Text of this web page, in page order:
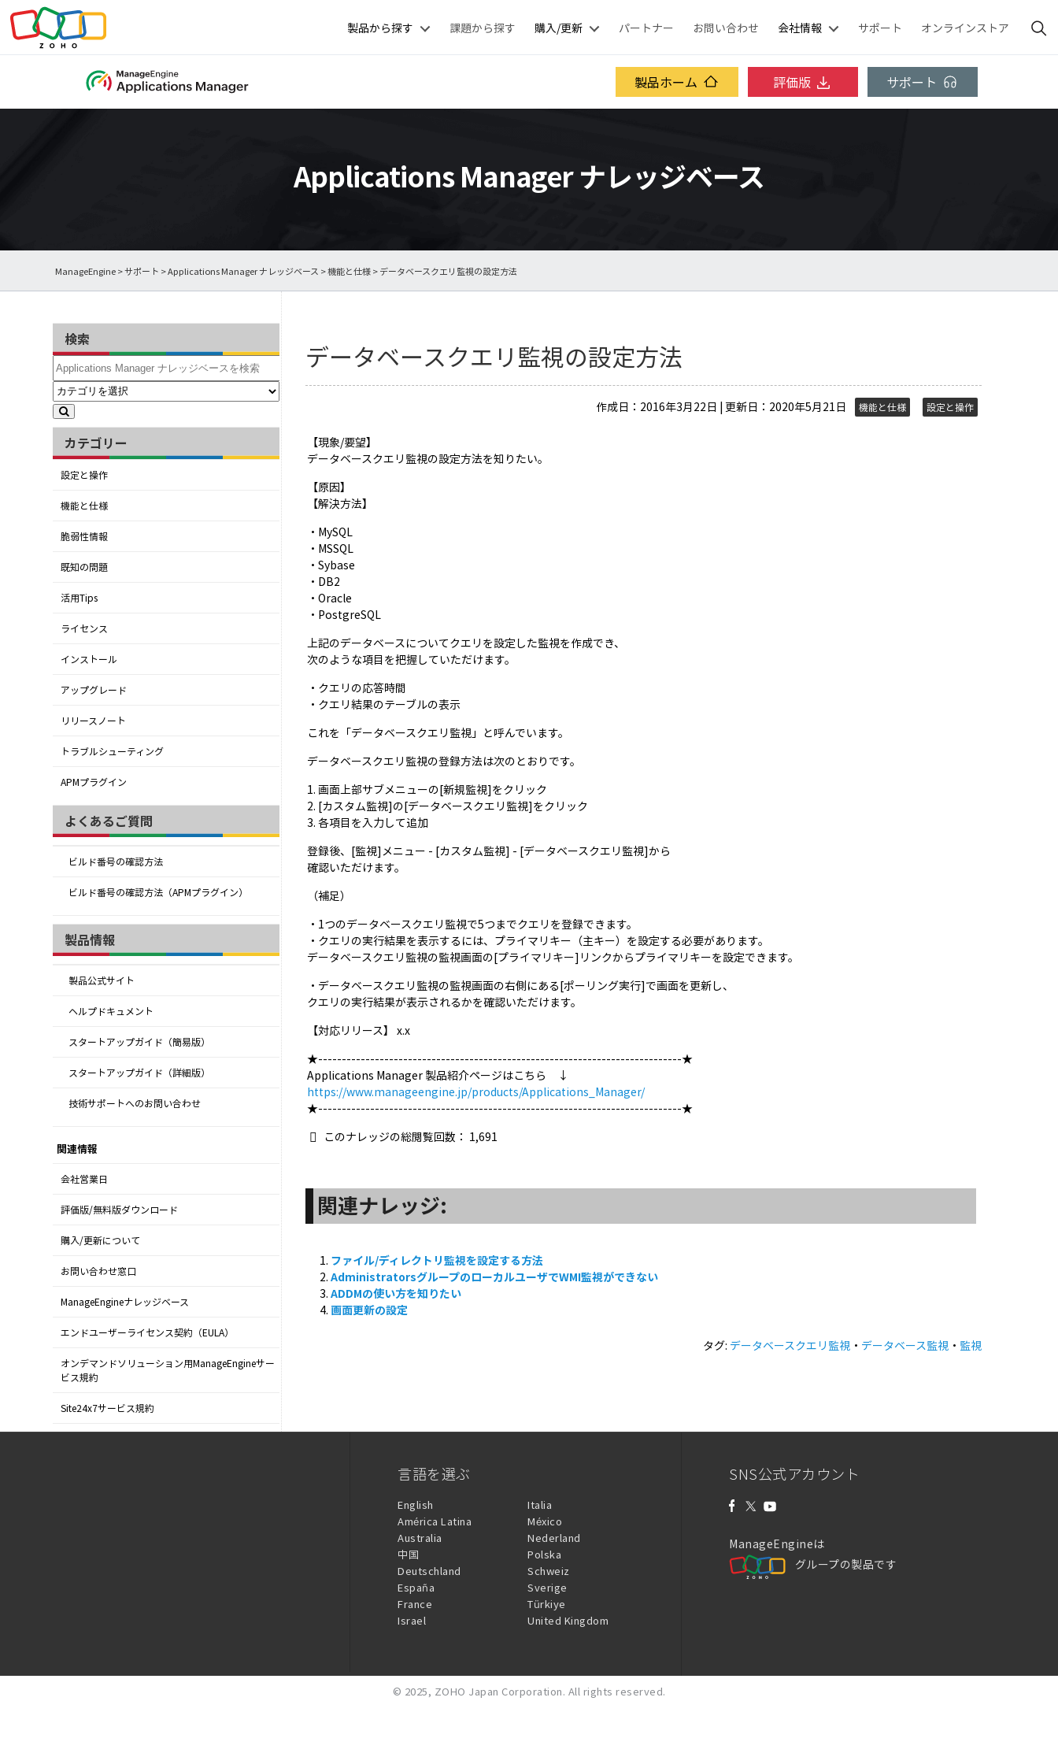
製品から探す 課題から探す 購入/更新 パートナー お問い合わせ 会社情報 サポート オンラインストア
製品ホーム 評価版 サポート
Applications Manager ナレッジベース
ManageEngine>サポート >Applications Manager ナレッジベース >機能と仕様> データベースクエリ監視の設定方法
検索
カテゴリー
設定と操作
機能と仕様
脆弱性情報
既知の問題
活用Tips
ライセンス
インストール
アップグレード
リリースノート
トラブルシューティング
APMプラグイン
よくあるご質問
ビルド番号の確認方法
ビルド番号の確認方法（APMプラグイン）
製品情報
製品公式サイト
ヘルプドキュメント
スタートアップガイド（簡易版）
スタートアップガイド（詳細版）
技術サポートへのお問い合わせ
関連情報
会社営業日
評価版/無料版ダウンロード
購入/更新について
お問い合わせ窓口
ManageEngineナレッジベース
エンドユーザーライセンス契約（EULA）
オンデマンドソリューション用ManageEngineサー
ビス規約
Site24x7サービス規約
データベースクエリ監視の設定方法
作成日：2016年3月22日 | 更新日：2020年5月21日 機能と仕様 設定と操作
【現象/要望】
データベースクエリ監視の設定方法を知りたい。
【原因】
【解決方法】
・MySQL
・MSSQL
・Sybase
・DB2
・Oracle
・PostgreSQL
上記のデータベースについてクエリを設定した監視を作成でき、
次のような項目を把握していただけます。
・クエリの応答時間
・クエリ結果のテーブルの表示
これを「データベースクエリ監視」と呼んでいます。
データベースクエリ監視の登録方法は次のとおりです。
1. 画面上部サブメニューの[新規監視]をクリック
2. [カスタム監視]の[データベースクエリ監視]をクリック
3. 各項目を入力して追加
登録後、[監視]メニュー - [カスタム監視] - [データベースクエリ監視]から
確認いただけます。
（補足）
・1つのデータベースクエリ監視で5つまでクエリを登録できます。
・クエリの実行結果を表示するには、プライマリキー（主キー）を設定する必要があります。
データベースクエリ監視の監視画面の[プライマリキー]リンクからプライマリキーを設定できます。
・データベースクエリ監視の監視画面の右側にある[ポーリング実行]で画面を更新し、
クエリの実行結果が表示されるかを確認いただけます。
【対応リリース】 x.x
★-----------------------------------------------------------------------------★
Applications Manager 製品紹介ページはこちら ↓
https://www.manageengine.jp/products/Applications_Manager/
★-----------------------------------------------------------------------------★
このナレッジの総閲覧回数： 1,691
関連ナレッジ:
ファイル/ディレクトリ監視を設定する方法
AdministratorsグループのローカルユーザでWMI監視ができない
ADDMの使い方を知りたい
画面更新の設定
タグ: データベースクエリ監視 ・ データベース監視 ・ 監視
言語を選ぶ
English
América Latina
Australia
中国
Deutschland
España
France
Israel
Italia
México
Nederland
Polska
Schweiz
Sverige
Türkiye
United Kingdom
SNS公式アカウント
ManageEngineは
グループの製品です
© 2025, ZOHO Japan Corporation. All rights reserved.